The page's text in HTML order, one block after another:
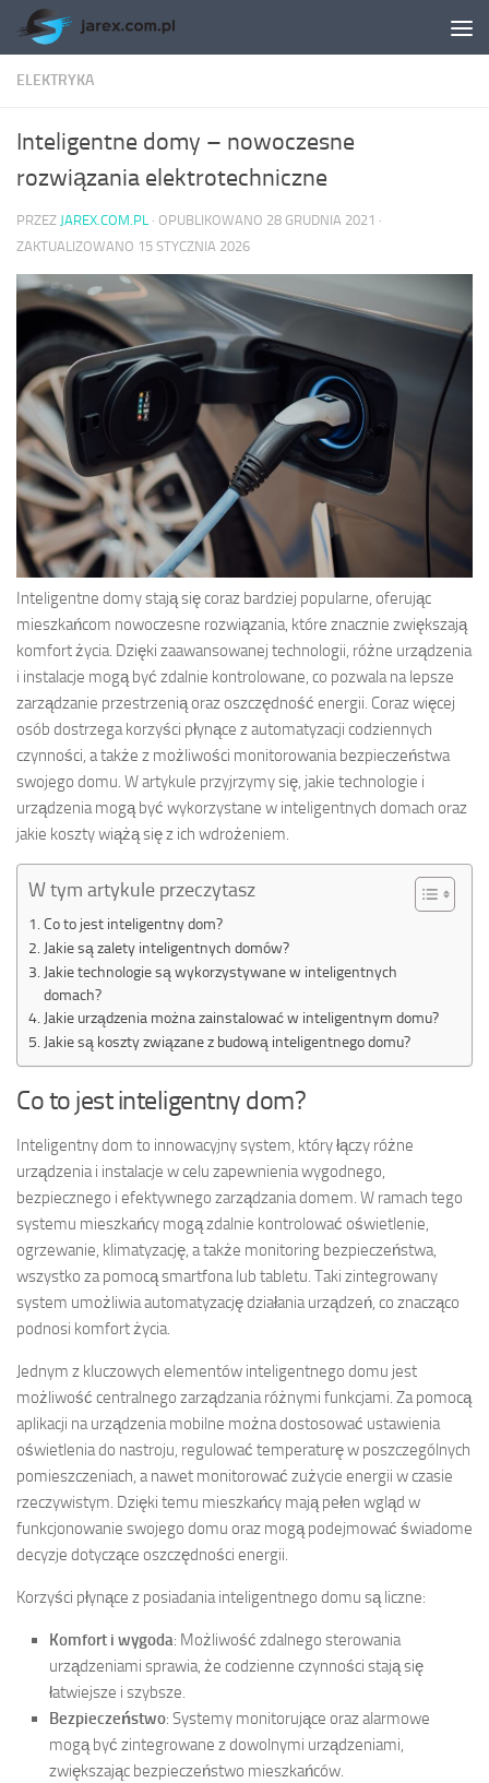
Skip to content
ELEKTRYKA
Inteligentne domy – nowoczesne
rozwiązania elektrotechniczne
PRZEZ JAREX.COM.PL · OPUBLIKOWANO 28 GRUDNIA 2021 ·
ZAKTUALIZOWANO 15 STYCZNIA 2026
Inteligentne domy stają się coraz bardziej popularne, oferując
mieszkańcom nowoczesne rozwiązania, które znacznie zwiększają
komfort życia. Dzięki zaawansowanej technologii, różne urządzenia
i instalacje mogą być zdalnie kontrolowane, co pozwala na lepsze
zarządzanie przestrzenią oraz oszczędność energii. Coraz więcej
osób dostrzega korzyści płynące z automatyzacji codziennych
czynności, a także z możliwości monitorowania bezpieczeństwa
swojego domu. W artykule przyjrzymy się, jakie technologie i
urządzenia mogą być wykorzystane w inteligentnych domach oraz
jakie koszty wiążą się z ich wdrożeniem.
W tym artykule przeczytasz
Co to jest inteligentny dom?
Jakie są zalety inteligentnych domów?
Jakie technologie są wykorzystywane w inteligentnych
domach?
Jakie urządzenia można zainstalować w inteligentnym domu?
Jakie są koszty związane z budową inteligentnego domu?
Co to jest inteligentny dom?
Inteligentny dom to innowacyjny system, który łączy różne
urządzenia i instalacje w celu zapewnienia wygodnego,
bezpiecznego i efektywnego zarządzania domem. W ramach tego
systemu mieszkańcy mogą zdalnie kontrolować oświetlenie,
ogrzewanie, klimatyzację, a także monitoring bezpieczeństwa,
wszystko za pomocą smartfona lub tabletu. Taki zintegrowany
system umożliwia automatyzację działania urządzeń, co znacząco
podnosi komfort życia.
Jednym z kluczowych elementów inteligentnego domu jest
możliwość centralnego zarządzania różnymi funkcjami. Za pomocą
aplikacji na urządzenia mobilne można dostosować ustawienia
oświetlenia do nastroju, regulować temperaturę w poszczególnych
pomieszczeniach, a nawet monitorować zużycie energii w czasie
rzeczywistym. Dzięki temu mieszkańcy mają pełen wgląd w
funkcjonowanie swojego domu oraz mogą podejmować świadome
decyzje dotyczące oszczędności energii.
Korzyści płynące z posiadania inteligentnego domu są liczne:
Komfort i wygoda: Możliwość zdalnego sterowania
urządzeniami sprawia, że codzienne czynności stają się
łatwiejsze i szybsze.
Bezpieczeństwo: Systemy monitorujące oraz alarmowe
mogą być zintegrowane z dowolnymi urządzeniami,
zwiększając bezpieczeństwo mieszkańców.